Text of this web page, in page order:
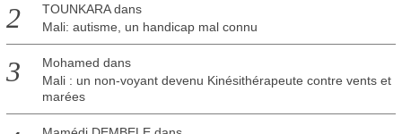
TOUNKARAdans
Mali: autisme, un handicap mal connu
Mohamed dans
Mali : un non-voyant devenu Kinésithérapeute contre vents et
marées